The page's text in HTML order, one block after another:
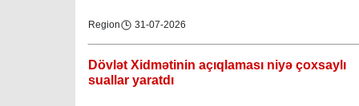
Region 31-07-2026
Dövlət Xidmətinin açıqlaması niyə çoxsaylı
suallar yaratdı